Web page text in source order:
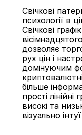
Свічкові
психології в
Свічкові
дозволяє
рух цін і
домінуючим
більше
прості лінійні
високі та
візуально